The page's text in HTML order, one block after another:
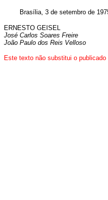
Brasília, 3 de setembro de
ERNESTO GEISEL
José Carlos Soares Freire
João Paulo dos Reis Velloso
Este texto não substitui o publicado